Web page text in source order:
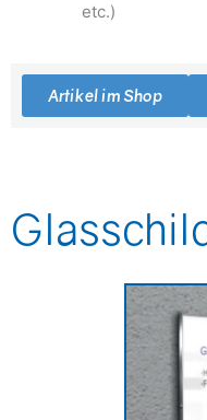
etc.)
Artikel im Shop